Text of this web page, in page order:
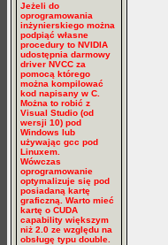
Jeżeli do
oprogramowania
inżynierskiego można
podpiąć własne
procedury to NVIDIA
udostępnia darmowy
driver NVCC za
pomocą którego
można kompilować
kod napisany w C.
Można to robić z
Visual Studio (od
wersji 10) pod
Windows lub
używając gcc pod
Linuxem.
Wówczas
oprogramowanie
optymalizuje się pod
posiadaną kartę
graficzną. Warto mieć
kartę o CUDA
capability większym
niż 2.0 ze względu na
obsługę typu double.